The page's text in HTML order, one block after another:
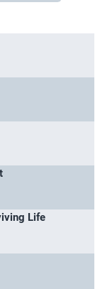
Life